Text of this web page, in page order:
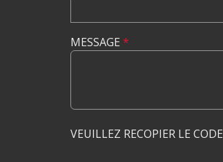
MESSAGE *
VEUILLEZ RECOPIER LE CODE